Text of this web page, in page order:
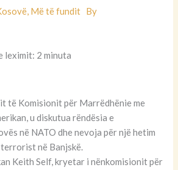
, Më të fundit By
leximit: 2 minuta
të Komisionit për Marrëdhënie me
u diskutua rëndësia e
në NATO dhe nevoja për një hetim
në Banjskë.
Keith Self, kryetar i nënkomisionit për